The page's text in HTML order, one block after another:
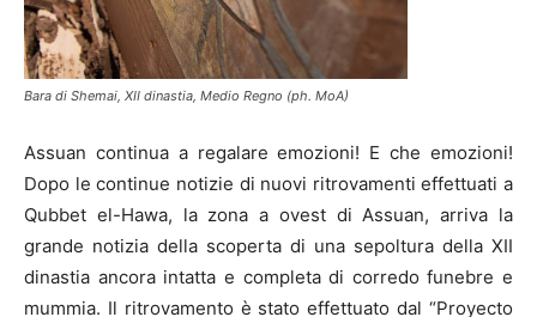
Bara di Shemai, XII dinastia, Medio Regno (ph. MoA)
Assuan continua a regalare emozioni! E che emozioni!
Dopo le continue notizie di nuovi ritrovamenti effettuati a
Qubbet el-Hawa, la zona a ovest di Assuan, arriva la
grande notizia della scoperta di una sepoltura della XII
dinastia ancora intatta e completa di corredo funebre e
mummia. Il ritrovamento è stato effettuato dal “Proyecto